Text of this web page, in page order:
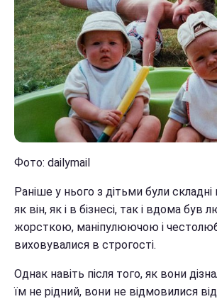
Фото: dailymail
Раніше у нього з дітьми були складні
як він, як і в бізнесі, так і вдома був
жорсткою, маніпулюючою і
виховувалися в строгості.
Однак навіть після того, як вони
їм не рідний, вони не відмовилися від